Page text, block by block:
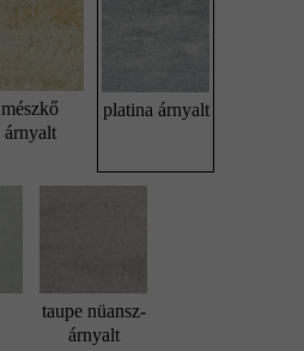
mészkő
árnyalt
platina árnyalt
taupe nüansz-
árnyalt